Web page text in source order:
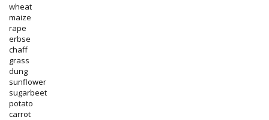
wheat
maize
rape
erbse
chaff
grass
dung
sunflower
sugarbeet
potato
carrot